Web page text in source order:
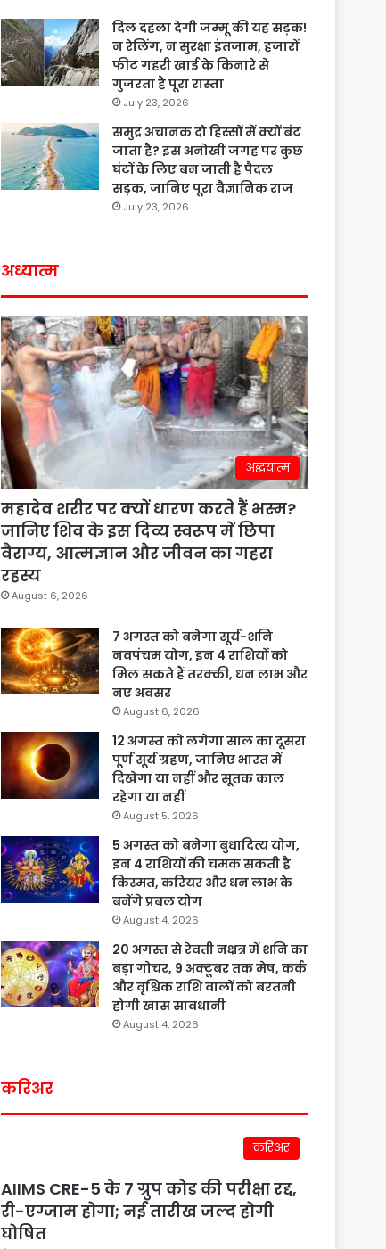
दिल दहला देगी जम्मू की यह सड़क!
न रेलिंग, न सुरक्षा इंतजाम, हजारों
फीट गहरी खाई के किनारे से
गुजरता है पूरा रास्ता
July 23, 2026
समुद्र अचानक दो हिस्सों में क्यों बंट
जाता है? इस अनोखी जगह पर कुछ
घंटों के लिए बन जाती है पैदल
सड़क, जानिए पूरा वैज्ञानिक राज
July 23, 2026
अध्यात्म
अद्धयात्म
महादेव शरीर पर क्यों धारण करते हैं भस्म?
जानिए शिव के इस दिव्य स्वरूप में छिपा
वैराग्य, आत्मज्ञान और जीवन का गहरा
रहस्य
August 6, 2026
7 अगस्त को बनेगा सूर्य-शनि
नवपंचम योग, इन 4 राशियों को
मिल सकते हैं तरक्की, धन लाभ और
नए अवसर
August 6, 2026
12 अगस्त को लगेगा साल का दूसरा
पूर्ण सूर्य ग्रहण, जानिए भारत में
दिखेगा या नहीं और सूतक काल
रहेगा या नहीं
August 5, 2026
5 अगस्त को बनेगा बुधादित्य योग,
इन 4 राशियों की चमक सकती है
किस्मत, करियर और धन लाभ के
बनेंगे प्रबल योग
August 4, 2026
20 अगस्त से रेवती नक्षत्र में शनि का
बड़ा गोचर, 9 अक्टूबर तक मेष, कर्क
और वृश्चिक राशि वालों को बरतनी
होगी खास सावधानी
August 4, 2026
करिअर
करिअर
AIIMS CRE-5 के 7 ग्रुप कोड की परीक्षा रद्द,
री-एग्जाम होगा; नई तारीख जल्द होगी
घोषित